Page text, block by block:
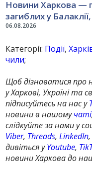
06.08.2026
Новини Харкова —
загиблих у
Категорії: Події,
чили;
Щоб дізнаватися про
у Харкові, Україні та
підписуйтесь на нас у
новини в нашомучаті
слідкуйте за нами у
Viber, Threads,LinkedIn,
дивіться уYoutube,
новини Харкова до